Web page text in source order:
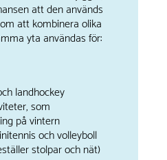
att den används
att kombinera olika
yta användas för:
landhockey
som
på vintern
och volleyboll
stolpar och nät)